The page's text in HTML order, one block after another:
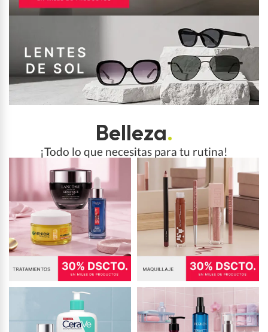
Belleza.
¡Todo lo que necesitas para tu rutina!